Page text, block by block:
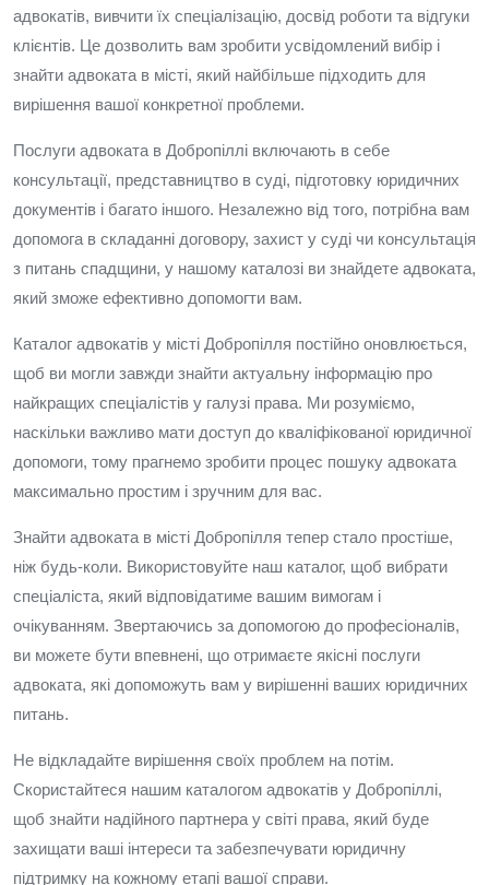
адвокатів, вивчити їх спеціалізацію, досвід роботи та відгуки
клієнтів. Це дозволить вам зробити усвідомлений вибір і
знайти адвоката в місті, який найбільше підходить для
вирішення вашої конкретної проблеми.
Послуги адвоката в Добропіллі включають в себе
консультації, представництво в суді, підготовку юридичних
документів і багато іншого. Незалежно від того, потрібна вам
допомога в складанні договору, захист у суді чи консультація
з питань спадщини, у нашому каталозі ви знайдете адвоката,
який зможе ефективно допомогти вам.
Каталог адвокатів у місті Добропілля постійно оновлюється,
щоб ви могли завжди знайти актуальну інформацію про
найкращих спеціалістів у галузі права. Ми розуміємо,
наскільки важливо мати доступ до кваліфікованої юридичної
допомоги, тому прагнемо зробити процес пошуку адвоката
максимально простим і зручним для вас.
Знайти адвоката в місті Добропілля тепер стало простіше,
ніж будь-коли. Використовуйте наш каталог, щоб вибрати
спеціаліста, який відповідатиме вашим вимогам і
очікуванням. Звертаючись за допомогою до професіоналів,
ви можете бути впевнені, що отримаєте якісні послуги
адвоката, які допоможуть вам у вирішенні ваших юридичних
питань.
Не відкладайте вирішення своїх проблем на потім.
Скористайтеся нашим каталогом адвокатів у Добропіллі,
щоб знайти надійного партнера у світі права, який буде
захищати ваші інтереси та забезпечувати юридичну
підтримку на кожному етапі вашої справи.